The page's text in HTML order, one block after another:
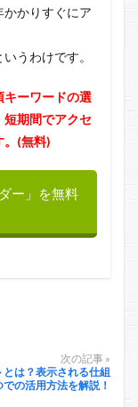
かりすぐにア
うわけです。
キーワードの選
期間でアクセ
。(無料)
ー」を無料
次の記事 »
とは？表示される仕組
での活用方法を解説！